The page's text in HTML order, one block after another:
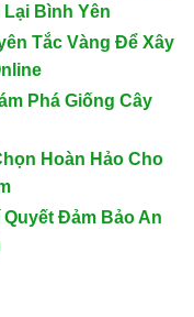
Bình Yên
Tắc Vàng Để Xây
Phá Giống Cây
Hoàn Hảo Cho
Đảm Bảo An